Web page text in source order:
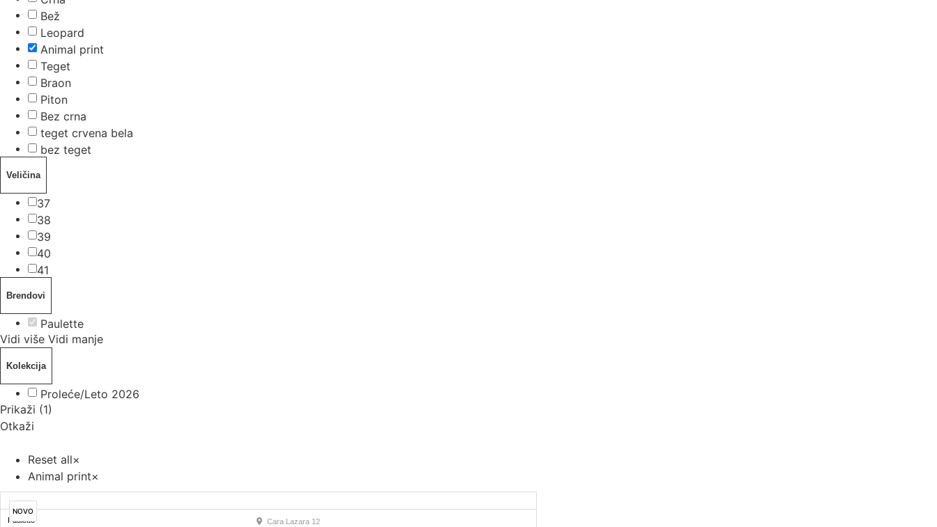
Bež
Leopard
Animal print
Teget
Braon
Piton
Bez crna
teget crvena bela
bez teget
Veličina
37
38
39
40
41
Brendovi
Paulette
Vidi više Vidi manje
Kolekcija
Proleće/Leto 2026
Prikaži (1)
Otkaži
Reset all×
Animal print×
NOVO
Paulette
Cara Lazara 12